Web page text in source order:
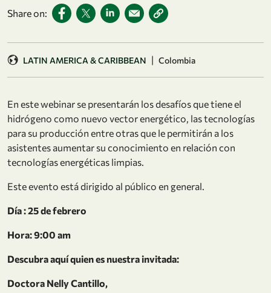
Share on:
LATIN AMERICA & CARIBBEAN | Colombia
En este webinar se presentarán los desafíos que tiene el
hidrógeno como nuevo vector energético, las tecnologías
para su producción entre otras que le permitirán a los
asistentes aumentar su conocimiento en relación con
tecnologías energéticas limpias.
Este evento está dirigido al público en general.
Día : 25 de febrero
Hora: 9:00 am
Descubra aquí quien es nuestra invitada:
Doctora Nelly Cantillo,